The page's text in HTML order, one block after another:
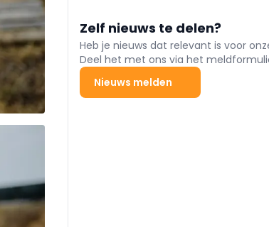
Zelf nieuws te delen?
Heb je nieuws dat relevant is voor
Deel het met ons via het
Nieuws melden